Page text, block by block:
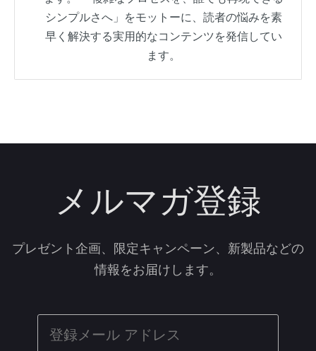
シンプルさへ」をモットーに、読者の悩みを素
早く解決する実用的なコンテンツを発信してい
ます。
メルマガ登録
プレゼント企画、限定キャンペーン、新製品などの
情報をお届けします。